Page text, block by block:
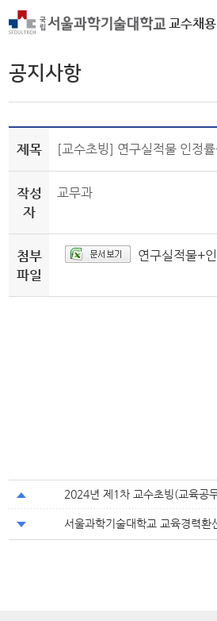
교수채용
공지사항
제목 [교수초빙] 연구실적물 인정
작성
자
교무과
첨부
파일
연구실적물+
2024년 제1차 교수초빙(교육공
서울과학기술대학교 교육경력환